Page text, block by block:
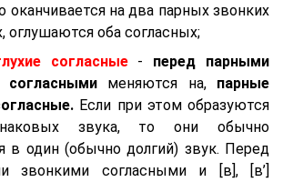
оканчивается на два парных звонких
оглушаются оба согласных;
согласные- перед парными
согласнымименяются на, парные
Если при этом образуются
звука, то они обычно
в один (обычно долгий) звук. Перед
звонкими согласными и [в], [в’]